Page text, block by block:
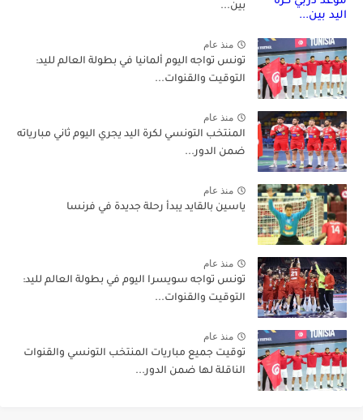
بين...
منذ عام
تونس تواجه اليوم ألمانيا في بطولة العالم لليد:
التوقيت والقنوات...
منذ عام
المنتخب التونسي لكرة اليد يجري اليوم ثاني مبارياته
ضمن الدور...
منذ عام
ياسين بالقايد يبدأ رحلة جديدة في فرنسا
منذ عام
تونس تواجه سويسرا اليوم في بطولة العالم لليد:
التوقيت والقنوات...
منذ عام
توقيت جميع مباريات المنتخب التونسي والقنوات
الناقلة لها ضمن الدور...